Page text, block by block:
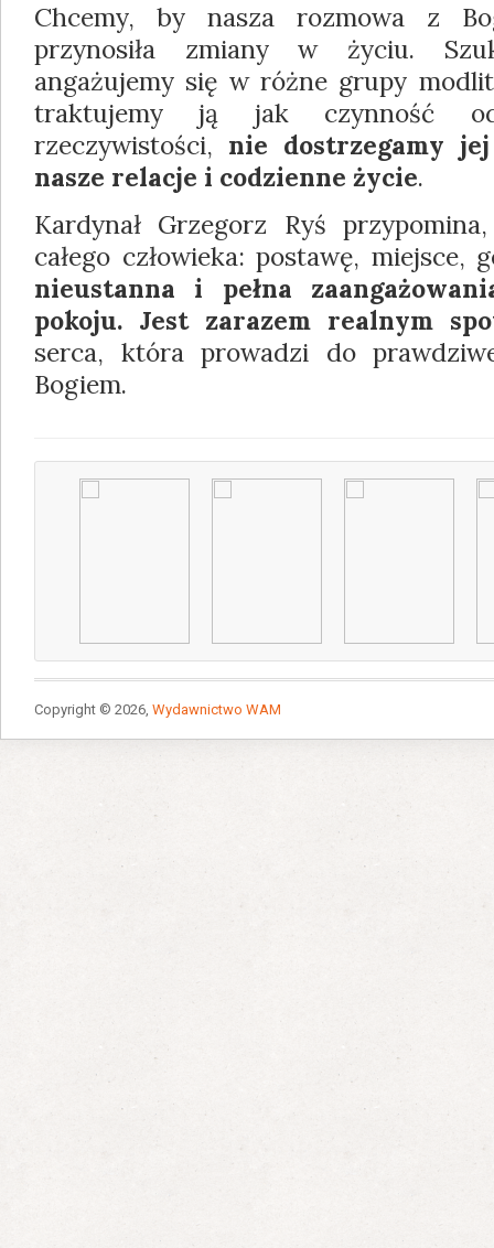
Chcemy, by nasza rozmowa z
przynosiła zmiany w życiu.
angażujemy się w różne grupy
traktujemy ją jak czynność
rzeczywistości, nie dostrzegamy
nasze relacje i codzienne życie.
Kardynał Grzegorz Ryś
całego człowieka: postawę, miejsce,
nieustanna i pełna
pokoju. Jest zarazem realnym
serca, która prowadzi do
Bogiem.
Copyright © 2026, Wydawnictwo WAM